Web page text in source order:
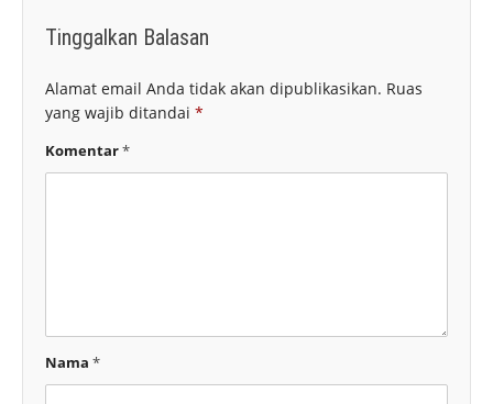
Tinggalkan Balasan
Alamat email Anda tidak akan dipublikasikan. Ruas
yang wajib ditandai *
Komentar*
Nama *